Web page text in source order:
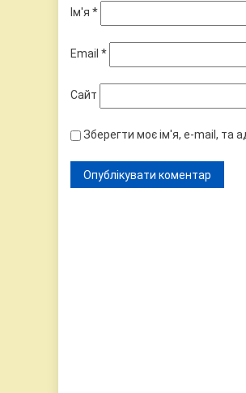
Ім'я *
Email *
Сайт
Зберегти моє ім'я, e-mail, та